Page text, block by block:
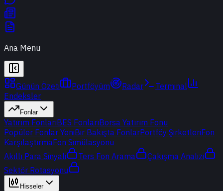
Ana Menu
Günün Özeti Portföyüm Radar
Terminal
Endeksler
Fonlar
Yatırım FonlarıBES FonlarıBorsa Yatırım Fonu
Popüler Fonlar YeniBir Bakışta FonlarPortföy ŞirketleriFon
KarşılaştırmaFon Simülasyonu
Akıllı Para Sinyali
Ters Fon Arama
Çakışma Analizi
Sektör Rotasyonu
Hisseler